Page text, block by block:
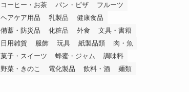
コーヒー・お茶
パン・ピザ
フルーツ
ヘアケア用品
乳製品
健康食品
備蓄・防災品
化粧品 外食
文具・書籍
日用雑貨
服飾 玩具 紙製品類
肉・魚
菓子・スイーツ
蜂蜜・ジャム
調味料
野菜・きのこ
電化製品 飲料・酒 麺類